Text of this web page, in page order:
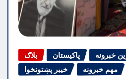
بلاګ پاکیستان
خبرونه
خیبر پښتونخوا
مهم خبرونه